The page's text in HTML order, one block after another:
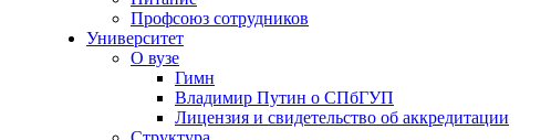
Профсоюз сотрудников
Университет
О вузе
Гимн
Владимир Путин о СПбГУП
Лицензия и свидетельство об аккредитации